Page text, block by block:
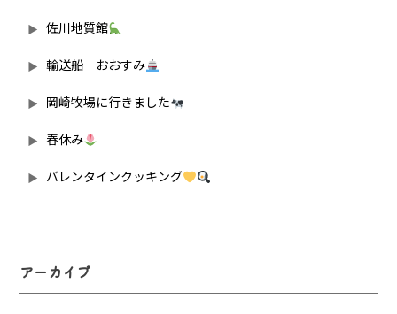
佐川地質館
輸送船 おおすみ
岡崎牧場に行きました
春休み
バレンタインクッキング
アーカイブ